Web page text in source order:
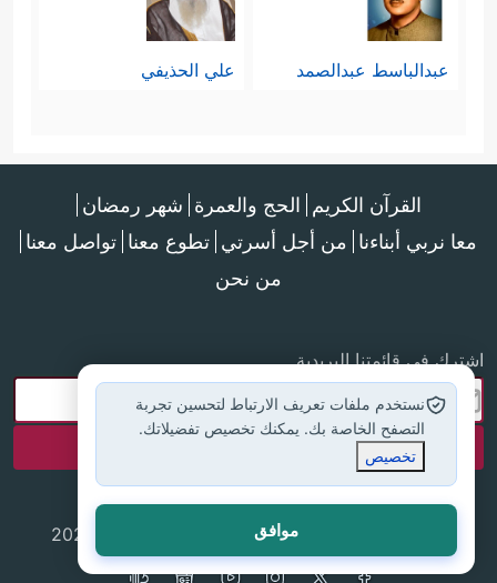
عبدالباسط عبدالصمد علي الحذيفي
القرآن الكريم الحج والعمرة شهر رمضان
معا نربي أبناءنا من أجل أسرتي تطوع معنا تواصل معنا
من نحن
اشترك في قائمتنا البريدية
جميع الحقوق محفوظة لموقع إسلام أون لاين © 2025
نستخدم ملفات تعريف الارتباط لتحسين تجربة
التصفح الخاصة بك. يمكنك تخصيص تفضيلاتك.
تخصيص
موافق